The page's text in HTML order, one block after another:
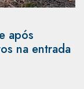
após
na entrada